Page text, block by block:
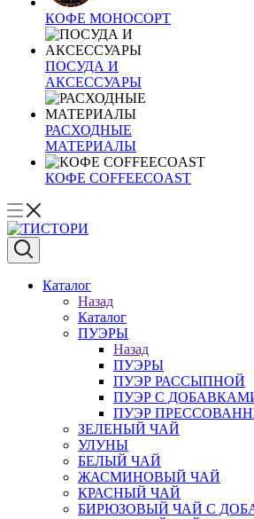
КОФЕ МОНОСОРТ
ПОСУДА И
АКСЕССУАРЫ
РАСХОДНЫЕ
МАТЕРИАЛЫ
КОФЕ COFFEECOAST
Каталог
Назад
Каталог
ПУЭРЫ
Назад
ПУЭРЫ
ПУЭР РАССЫПНОЙ
ПУЭР С
ПУЭР
ЗЕЛЕНЫЙ ЧАЙ
УЛУНЫ
БЕЛЫЙ ЧАЙ
ЖАСМИНОВЫЙ ЧАЙ
КРАСНЫЙ ЧАЙ
БИРЮЗОВЫЙ ЧАЙ С